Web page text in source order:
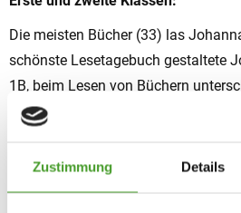
Zustimmung Details
Die meisten Bücher (33) las
schönste Lesetagebuch gestaltete
1B, beim Lesen von Büchern
Hannah Alt (1C) am besten.
Seiten, las die größte Zahl von
gestaltete einen tollen Buch-Film-